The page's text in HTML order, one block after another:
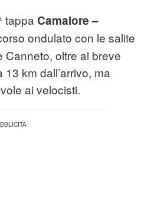
tappa Camaiore –
ondulato con le salite
Canneto, oltre al breve
km dall’arrivo, ma
ai velocisti.